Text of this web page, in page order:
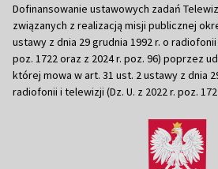
Dofinansowanie ustawowych zadań
związanych z realizacją misji publicznej
ustawy z dnia 29 grudnia 1992 r. o radiofonii
poz. 1722 oraz z 2024 r. poz. 96) poprzez
której mowa w art. 31 ust. 2 ustawy z dnia
radiofonii i telewizji (Dz. U. z 2022 r. poz.